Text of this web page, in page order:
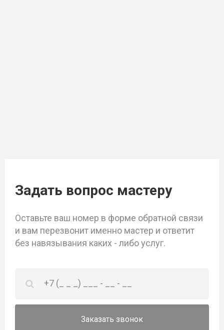
Задать вопрос мастеру
Оставьте ваш номер в форме обратной связи
и вам перезвонит именно мастер и ответит
без навязывания каких - либо услуг.
Заказать звонок